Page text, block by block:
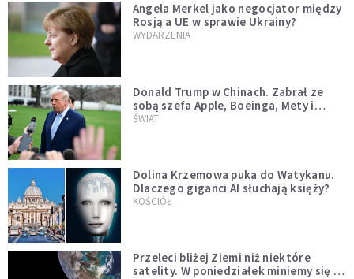
Angela Merkel jako negocjator między
Rosją a UE w sprawie Ukrainy?
WYDARZENIA
Donald Trump w Chinach. Zabrał ze
sobą szefa Apple, Boeinga, Mety i
Muska
ŚWIAT
Dolina Krzemowa puka do Watykanu.
Dlaczego giganci AI słuchają księży?
KOŚCIÓŁ
Przeleci bliżej Ziemi niż niektóre
satelity. W poniedziałek miniemy się z